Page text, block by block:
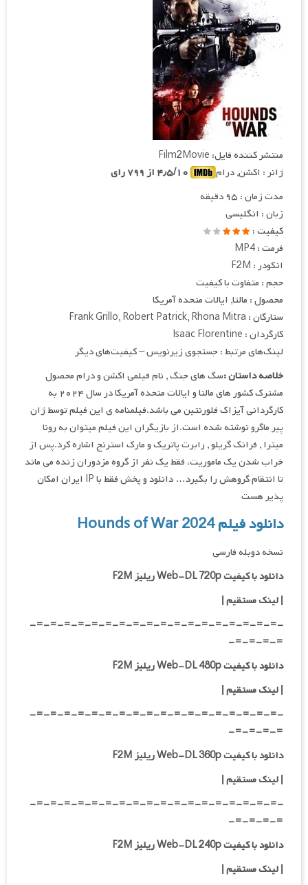
منتشر کننده فایل: Film2Movie
ژانر : اکشن, درام
مدت زمان : ۹۵ دقیقه
زبان : انگلیسی
کیفیت :
فرمت : MP4
انکودر : F2M
حجم : متفاوت با کیفیت
محصول : مالتا, ایالات متحده آمریکا
ستارگان : Frank Grillo, Robert Patrick, Rhona Mitra
کارگردان : Isaac Florentine
لینک‌های مرتبط : جستجوی زیرنویس – کیفیت‌های دیگر
خلاصه داستان :سگ های جنگ , نام فیلمی اکشن و درام محصول
مشترک کشور های مالتا و ایالات متحده آمریکا در سال ۲۰۲۴ به
کارگردانی آیزاک فلورنتین می باشد.فیلمنامه ی این فیلم توسط ژان
پیر ماگرو نوشته شده است.از بازیگران این فیلم میتوان به رونا
میترا , فرانک گریلو , رابرت پاتریک و مارک استرنج اشاره کرد.پس از
خراب شدن یک ماموریت، فقط یک نفر از گروه مزدوران زنده می ماند
تا انتقام گروهش را بگیرد… دانلود و پخش فقط با IP ایران امکان
پذیر هست
دانلود فیلم Hounds of War 2024
نسخه دوبله فارسی
دانلود با کیفیت Web-DL 720p ریلیز F2M
|لینک مستقیم|
-=-=-=-=-=-=-=-=-=-=-=-=-=-=-=-=-=-=-
=-=-=-=-
دانلود با کیفیت Web-DL 480p ریلیز F2M
|لینک مستقیم|
-=-=-=-=-=-=-=-=-=-=-=-=-=-=-=-=-=-=-
=-=-=-=-
دانلود با کیفیت Web-DL 360p ریلیز F2M
| لینک مستقیم|
-=-=-=-=-=-=-=-=-=-=-=-=-=-=-=-=-=-=-
=-=-=-=-
دانلود با کیفیت Web-DL 240p ریلیز F2M
| لینک مستقیم|